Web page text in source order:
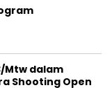
Mtw dalam
Shooting Open